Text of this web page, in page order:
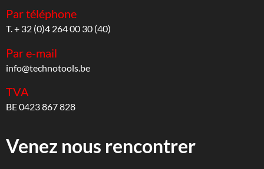
Par téléphone
T. + 32 (0)4 264 00 30 (40)
Par e-mail
info@technotools.be
TVA
BE 0423 867 828
Venez nous rencontrer